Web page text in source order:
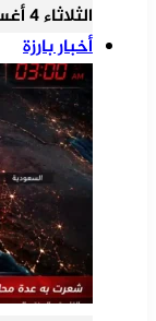
الثلاثاء 4 أغسطس 2026 / 18:09
أخبار بارزة